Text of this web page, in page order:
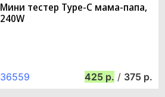
Мини тестер Type-C мама-папа,
240W
36559 425 / 375